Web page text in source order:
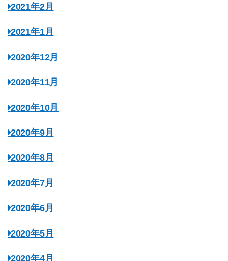
2021年2月
2021年1月
2020年12月
2020年11月
2020年10月
2020年9月
2020年8月
2020年7月
2020年6月
2020年5月
2020年4月